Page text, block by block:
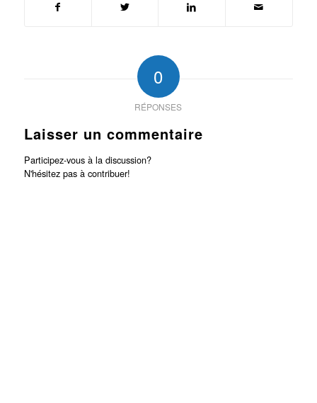
0
RÉPONSES
Laisser un commentaire
Participez-vous à la discussion?
N'hésitez pas à contribuer!